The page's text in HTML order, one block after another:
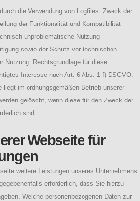
die Verwendung von Logfiles. Zweck der
der Funktionalität und Kompatibilität
unproblematische Nutzung
sowie der Schutz vor technischen
Nutzung. Rechtsgrundlage für diese
Interesse nach Art. 6 Abs. 1 f) DSGVO.
liegt im ordnungsgemäßen Betrieb unserer
gelöscht, wenn diese für den Zweck der
sind.
Webseite für
weitere Leistungen unseres Unternehmens
erforderlich, dass Sie hierzu
Welche personenbezogenen Daten zur